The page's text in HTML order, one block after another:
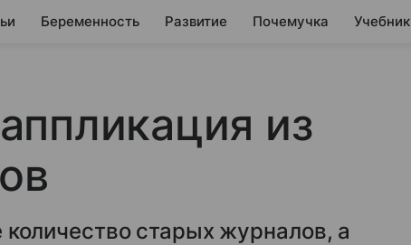
Беременность Развитие Почемучка Учебник
из
старых журналов, а